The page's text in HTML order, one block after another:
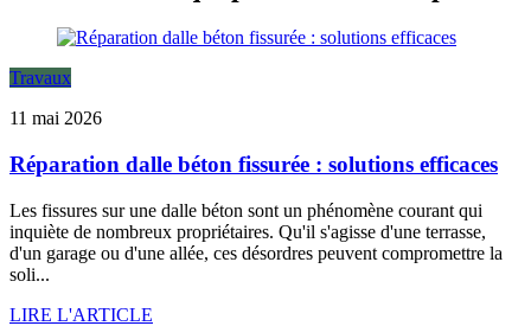
Travaux
11 mai 2026
Réparation dalle béton fissurée : solutions efficaces
Les fissures sur une dalle béton sont un phénomène courant qui
inquiète de nombreux propriétaires. Qu'il s'agisse d'une terrasse,
d'un garage ou d'une allée, ces désordres peuvent compromettre la
soli...
LIRE L'ARTICLE